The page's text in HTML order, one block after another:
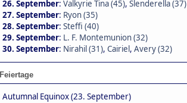
26. September: Valkyrie Tina (45), Slenderella (37)
27. September: Ryon (35)
28. September: Steffi (40)
29. September: L. F. Montemunion (32)
30. September: Nirahil (31), Cairiel, Avery (32)
Feiertage
Autumnal Equinox (23. September)